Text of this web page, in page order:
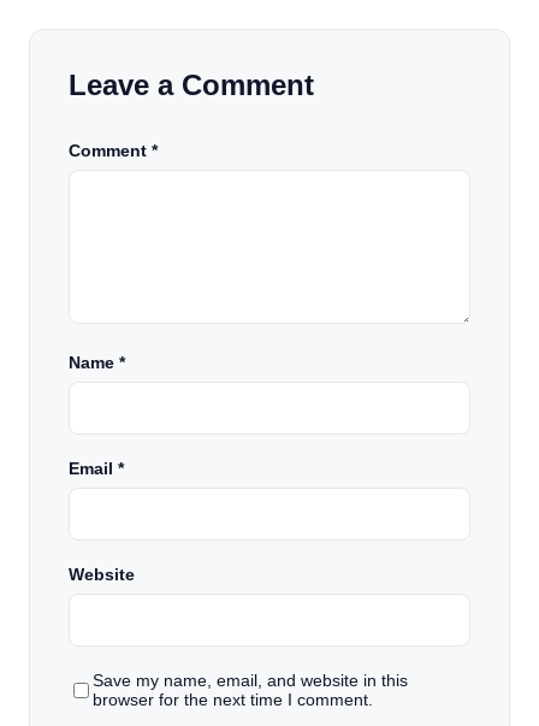
Leave a Comment
Comment *
Name *
Email *
Website
Save my name, email, and website in this
browser for the next time I comment.